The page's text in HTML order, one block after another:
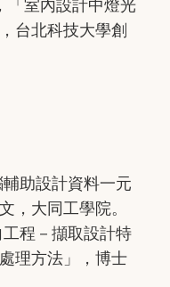
「室內設計中燈光
台北科技大學創
助設計資料一元
，大同工學院。
程－擷取設計特
理方法」，博士